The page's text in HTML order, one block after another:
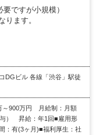
ですが小規模）
ます。
DGビル 各線「渋谷」駅徒
～900万円 月給制：月額
） 昇給：年1回■雇用形
有(3ヶ月)■福利厚生：社